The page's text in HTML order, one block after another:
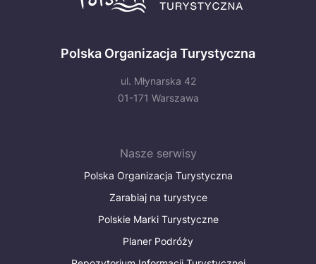
Polska Organizacja Turystyczna
ul. Młynarska 42
01-171 Warszawa
Nasze serwisy
Polska Organizacja Turystyczna
Zarabiaj na turystyce
Polskie Marki Turystyczne
Planer Podróży